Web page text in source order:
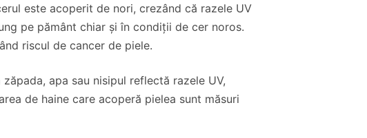
este acoperit de nori, crezând că razele UV
pe pământ chiar și în condiții de cer noros.
riscul de cancer de piele.
apa sau nisipul reflectă razele UV,
de haine care acoperă pielea sunt măsuri